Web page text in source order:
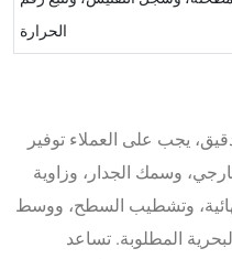
الحرارة
يجب على العملاء توفير
وسمك الجدار، وزاوية
وتشطيب السطح، ووسط
المطلوبة. تساعد